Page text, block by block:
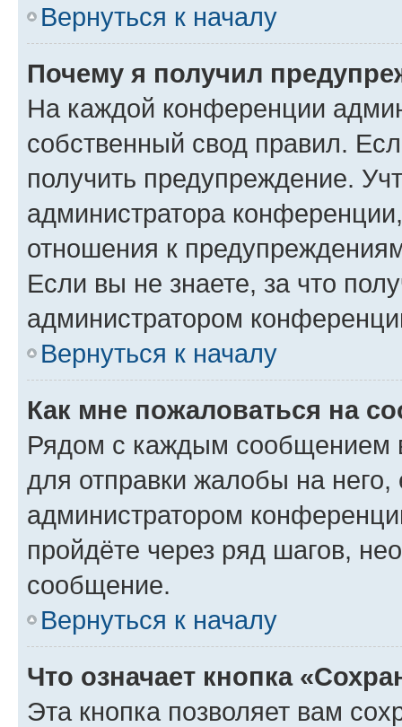
Вернуться к началу
Почему я получил
На каждой конференции
собственный свод правил.
получить предупреждение.
администратора
отношения к
Если вы не знаете, за что
администратором
Вернуться к началу
Как мне пожаловаться на
Рядом с каждым сообщением
для отправки жалобы на
администратором
пройдёте через ряд шагов,
сообщение.
Вернуться к началу
Что означает кнопка
Эта кнопка позволяет вам